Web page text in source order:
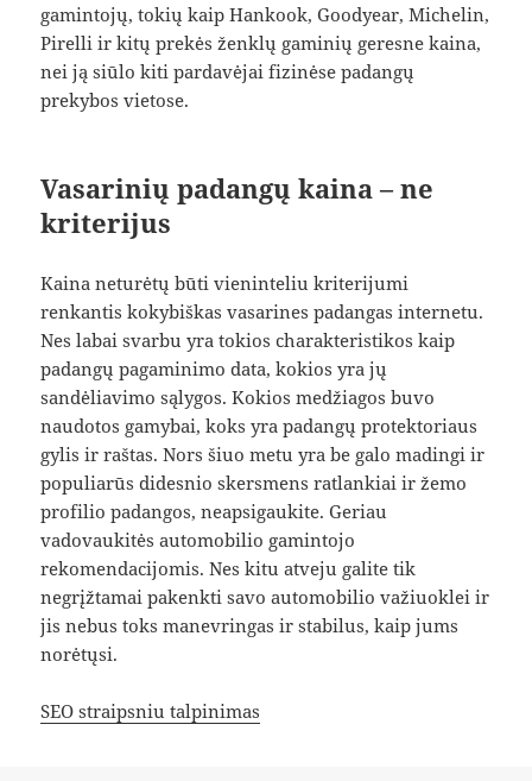
gamintojų, tokių kaip Hankook, Goodyear, Michelin,
Pirelli ir kitų prekės ženklų gaminių geresne kaina,
nei ją siūlo kiti pardavėjai fizinėse padangų
prekybos vietose.
Vasarinių padangų kaina – ne
kriterijus
Kaina neturėtų būti vieninteliu kriterijumi
renkantis kokybiškas vasarines padangas internetu.
Nes labai svarbu yra tokios charakteristikos kaip
padangų pagaminimo data, kokios yra jų
sandėliavimo sąlygos. Kokios medžiagos buvo
naudotos gamybai, koks yra padangų protektoriaus
gylis ir raštas. Nors šiuo metu yra be galo madingi ir
populiarūs didesnio skersmens ratlankiai ir žemo
profilio padangos, neapsigaukite. Geriau
vadovaukitės automobilio gamintojo
rekomendacijomis. Nes kitu atveju galite tik
negrįžtamai pakenkti savo automobilio važiuoklei ir
jis nebus toks manevringas ir stabilus, kaip jums
norėtųsi.
SEO straipsniu talpinimas